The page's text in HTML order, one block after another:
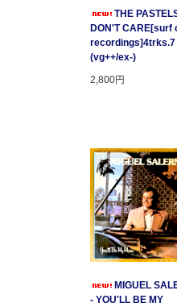
THE
DON'T CARE[surf
recordings]4trks.7
(vg++/ex-)
2,800円
MIGUEL
- YOU'LL BE MY